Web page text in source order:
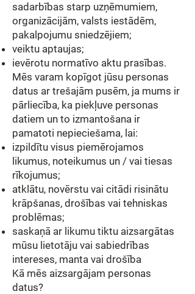
sadarbības starp uzņēmumiem,
organizācijām, valsts iestādēm,
pakalpojumu sniedzējiem;
veiktu aptaujas;
ievērotu normatīvo aktu prasības.
Mēs varam kopīgot jūsu personas
datus ar trešajām pusēm, ja mums ir
pārliecība, ka piekļuve personas
datiem un to izmantošana ir
pamatoti nepieciešama, lai:
izpildītu visus piemērojamos
likumus, noteikumus un / vai tiesas
rīkojumus;
atklātu, novērstu vai citādi risinātu
krāpšanas, drošības vai tehniskas
problēmas;
saskaņā ar likumu tiktu aizsargātas
mūsu lietotāju vai sabiedrības
intereses, manta vai drošība
Kā mēs aizsargājam personas
datus?